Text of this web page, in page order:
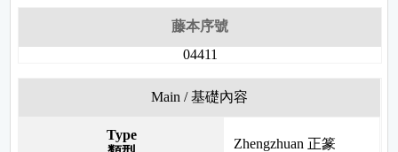
藤本序號
04411
Main / 基礎內容
Type
Zhengzhuan 正篆